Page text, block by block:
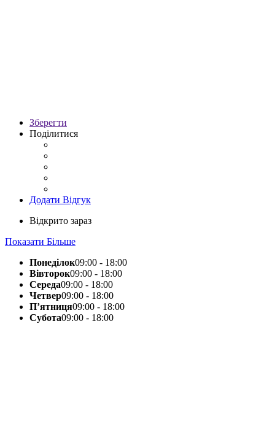
Зберегти
Поділитися
Додати Відгук
Відкрито зараз
Показати Більше
Понеділок09:00 - 18:00
Вівторок09:00 - 18:00
Середа09:00 - 18:00
Четвер09:00 - 18:00
П’ятниця09:00 - 18:00
Субота09:00 - 18:00